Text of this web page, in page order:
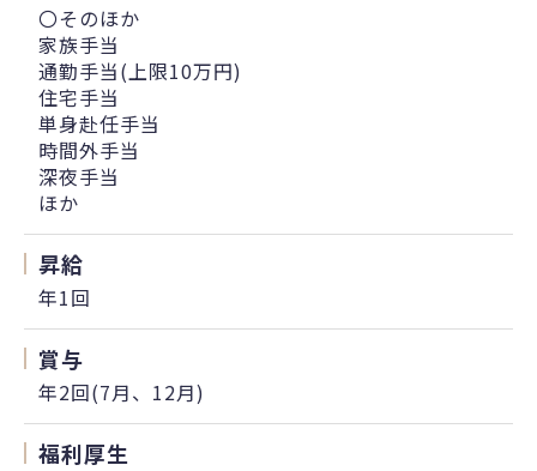
〇そのほか
家族手当
通勤手当(上限10万円)
住宅手当
単身赴任手当
時間外手当
深夜手当
ほか
昇給
年1回
賞与
年2回(7月、12月)
福利厚生